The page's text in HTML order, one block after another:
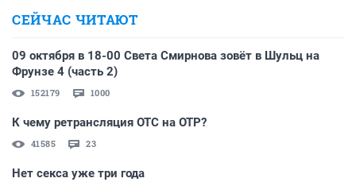
СЕЙЧАС ЧИТАЮТ
09 октября в 18-00 Света Смирнова зовёт в Шульц на
Фрунзе 4 (часть 2)
152179 1000
К чему ретрансляция ОТС на ОТР?
41585 23
Нет секса уже три года